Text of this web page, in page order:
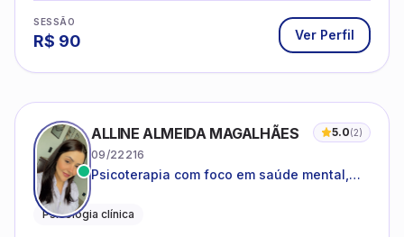
SESSÃO
R$ 90 Ver Perfil
ALLINE ALMEIDA MAGALHÃES 5.0(2)
09/22216
Psicoterapia com foco em saúde mental,
adolescentes e adultos.
Psicologia clínica